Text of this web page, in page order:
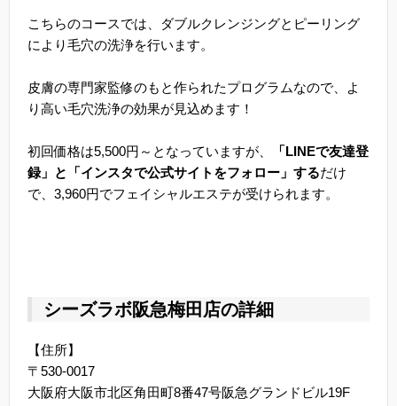
こちらのコースでは、ダブルクレンジングとピーリング
により毛穴の洗浄を行います。
皮膚の専門家監修のもと作られたプログラムなので、よ
り高い毛穴洗浄の効果が見込めます！
初回価格は5,500円～となっていますが、
「LINEで友達登
録」と「インスタで公式サイトをフォロー」するだけ
で、3,960円でフェイシャルエステが受けられます。
シーズラボ阪急梅田店の詳細
【住所】
〒530-0017
大阪府大阪市北区角田町8番47号阪急グランドビル19F